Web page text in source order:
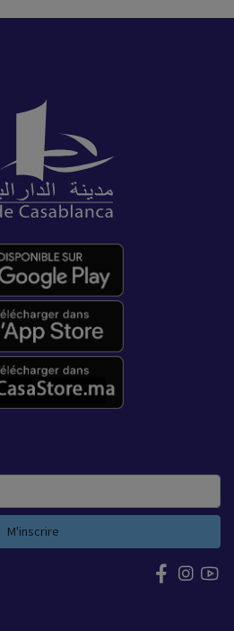
M'inscrire